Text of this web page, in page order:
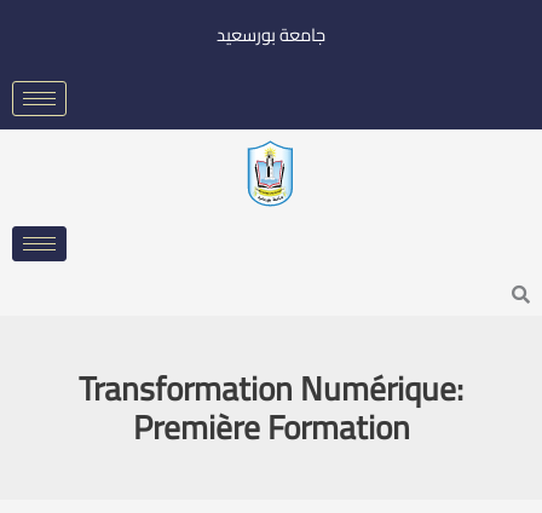
جامعة بورسعيد
Search
Transformation Numérique:
Première Formation